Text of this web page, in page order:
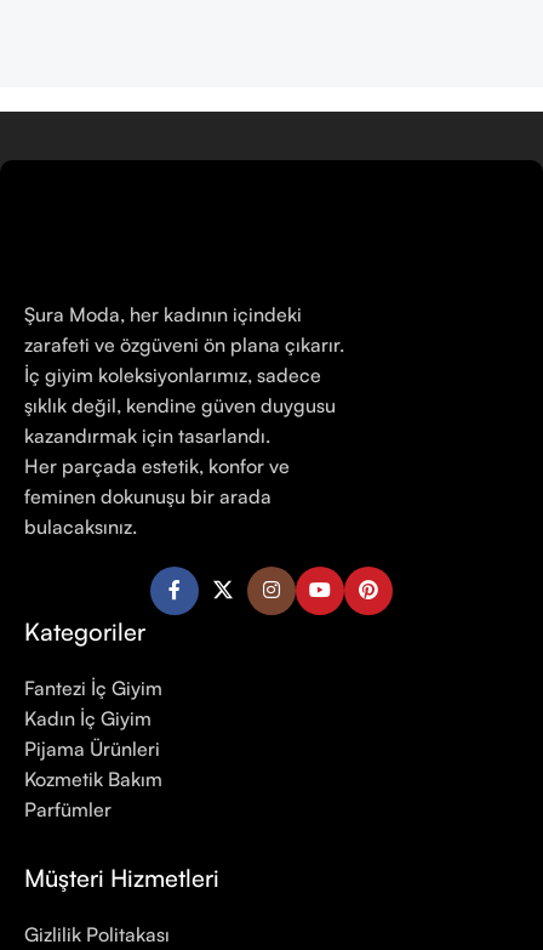
Şura Moda, her kadının içindeki
zarafeti ve özgüveni ön plana çıkarır.
İç giyim koleksiyonlarımız, sadece
şıklık değil, kendine güven duygusu
kazandırmak için tasarlandı.
Her parçada estetik, konfor ve
feminen dokunuşu bir arada
bulacaksınız.
Kategoriler
Fantezi İç Giyim
Kadın İç Giyim
Pijama Ürünleri
Kozmetik Bakım
Parfümler
Müşteri Hizmetleri
Gizlilik Politakası